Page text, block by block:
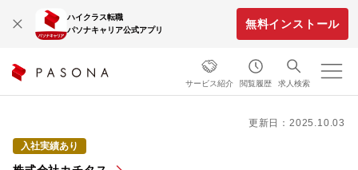
ハイクラス転職
パソナキャリア公式アプリ
無料インストール
サービス紹介 閲覧履歴 求人検索
更新日：2025.10.03
入社実績あり